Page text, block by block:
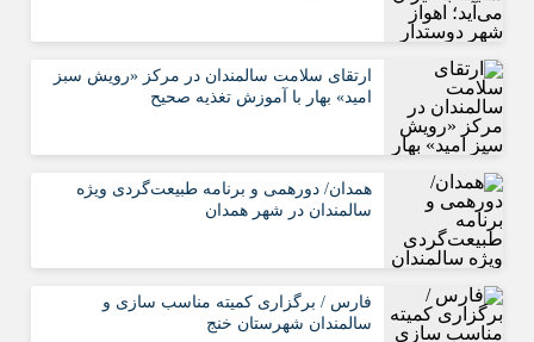
ارتقای سلامت سالمندان در مرکز «رویش سبز
امید» بهار با آموزش تغذیه صحیح
همدان/ دورهمی و برنامه طبیعت‌گردی ویژه
سالمندان در شهر همدان
فارس / برگزاری کمیته مناسب سازی و
سالمندان شهرستان خنج